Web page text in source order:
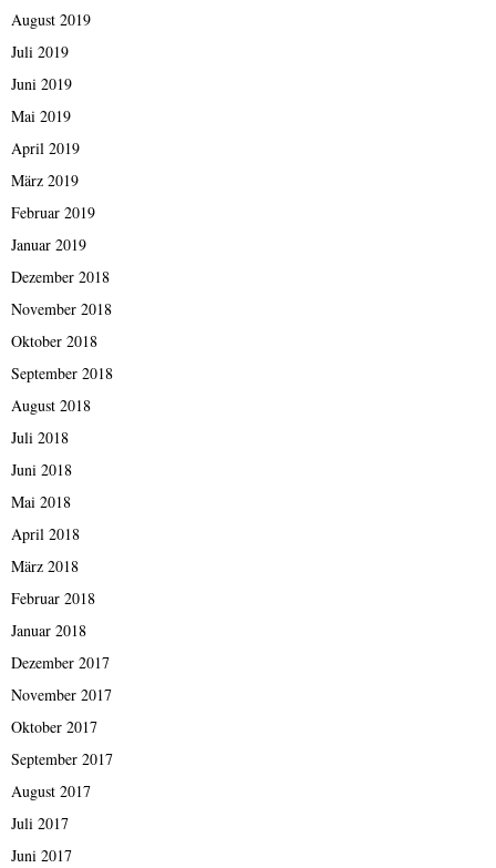
August 2019
Juli 2019
Juni 2019
Mai 2019
April 2019
März 2019
Februar 2019
Januar 2019
Dezember 2018
November 2018
Oktober 2018
September 2018
August 2018
Juli 2018
Juni 2018
Mai 2018
April 2018
März 2018
Februar 2018
Januar 2018
Dezember 2017
November 2017
Oktober 2017
September 2017
August 2017
Juli 2017
Juni 2017